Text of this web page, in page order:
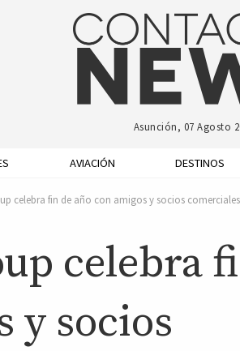
Asunción, 07 Agosto
AVIACIÓN DESTINOS
celebra fin de año con amigos y socios
celebra
y socios